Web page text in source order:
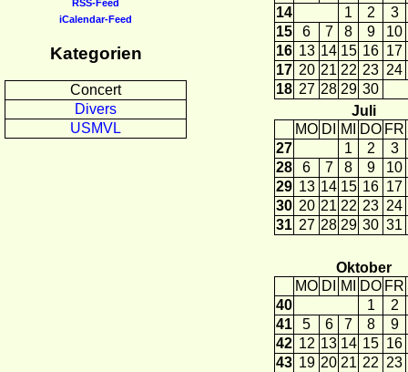
RSS-Feed
iCalendar-Feed
Kategorien
Concert
Divers
USMVL
14
1 2
3
15
6 7 8 9
10
16 13 14 15 16 17
17 20 21 22 23 24
18 27 28 29 30
Juli
MO DI MI DO FR
27
1 2
3
28
6 7 8 9
10
29 13 14 15 16 17
30 20 21 22 23 24
31 27 28 29 30 31
Oktober
MO DI MI DO FR
40
1
2
41
5 6 7 8
9
42 12 13 14 15 16
43 19 20 21 22 23